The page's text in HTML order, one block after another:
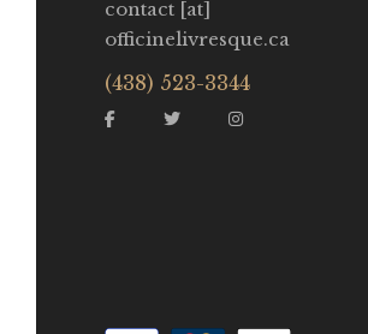
contact [at]
officinelivresque.ca
(438) 523-3344